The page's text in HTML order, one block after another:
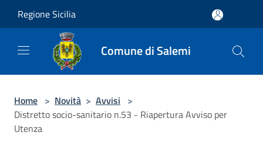
Regione Sicilia
Comune di Salemi
Home > Novità > Avvisi >
Distretto socio-sanitario n.53 - Riapertura Avviso per
Utenza